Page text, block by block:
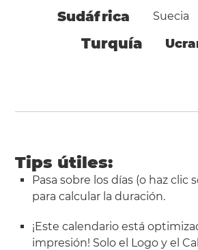
Sudáfrica Suecia
Turquía
Tips útiles:
Pasa sobre los días (o haz clic
para calcular la duración.
¡Este calendario está
impresión! Solo el Logo y el